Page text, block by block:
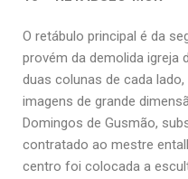
O retábulo principal é da
provém da demolida igreja
duas colunas de cada
imagens de grande
Domingos de Gusmão,
contratado ao mestre
centro foi colocada a